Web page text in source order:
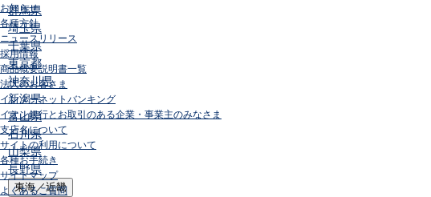
群馬県
埼玉県
千葉県
東京都
神奈川県
新潟県
富山県
石川県
山梨県
長野県
東海／近畿
お知らせ
各種方針
ニュースリリース
採用情報
商品概要説明書一覧
法人のお客さま
インターネットバンキング
イオン銀行とお取引のある企業・事業主のみなさま
支店名について
サイトの利用について
各種お手続き
サイトマップ
よくあるご質問